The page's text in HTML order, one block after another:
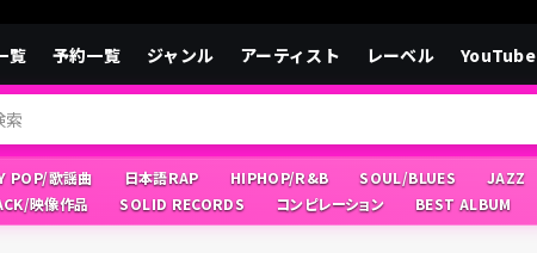
覧 予約一覧 ジャンル アーティスト レーベル YouTube
POP/歌謡曲 日本語RAP HIPHOP/R&B SOUL/BLUES JAZZ
映像作品
SOLID RECORDS コンピレーション BEST ALBUM